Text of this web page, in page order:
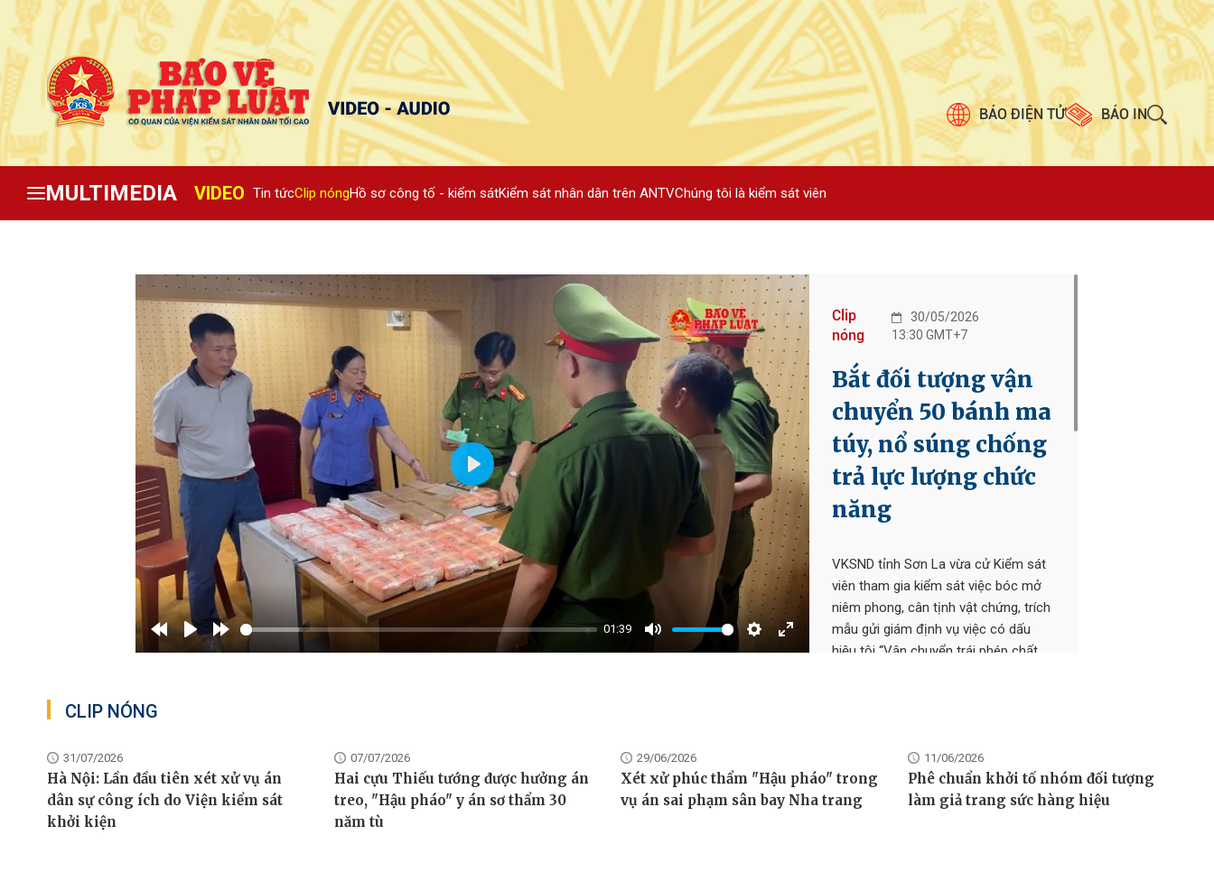
BÁO ĐIỆN TỬ BÁO IN
MULTIMEDIA VIDEO Tin tứcClip nóngHồ sơ công tố - kiểm sátKiểm sát nhân dân trên ANTVChúng tôi là kiểm sát viên
RewindPlay
Forward
01:39
Play
Clip
nóng
30/05/2026
13:30 GMT+7
Bắt đối tượng vận
chuyển 50 bánh ma
túy, nổ súng chống
trả lực lượng chức
năng
VKSND tỉnh Sơn La vừa cử Kiểm sát
viên tham gia kiểm sát việc bóc mở
niêm phong, cân tịnh vật chứng, trích
mẫu gửi giám định vụ việc có dấu
hiệu tội “Vận chuyển trái phép chất
CLIP NÓNG
31/07/2026
Hà Nội: Lần đầu tiên xét xử vụ án
dân sự công ích do Viện kiểm sát
khởi kiện
07/07/2026
Hai cựu Thiếu tướng được hưởng án
treo, "Hậu pháo" y án sơ thẩm 30
năm tù
29/06/2026
Xét xử phúc thẩm "Hậu pháo" trong
vụ án sai phạm sân bay Nha trang
11/06/2026
Phê chuẩn khởi tố nhóm đối tượng
làm giả trang sức hàng hiệu